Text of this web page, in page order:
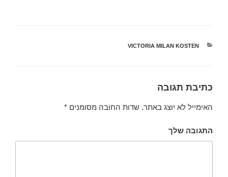
קטגוריות
VICTORIA MILAN KOSTEN
כתיבת תגובה
האימייל לא יוצג באתר. שדות החובה מסומנים *
התגובה שלך